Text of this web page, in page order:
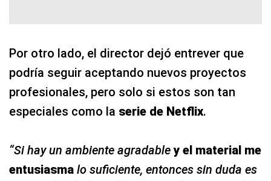
Por otro lado, el director dejó entrever que
podría seguir aceptando nuevos proyectos
profesionales, pero solo si estos son tan
especiales como la serie de Netflix.
“Si hay un ambiente agradabley el material me
entusiasma lo suficiente, entonces sin duda es